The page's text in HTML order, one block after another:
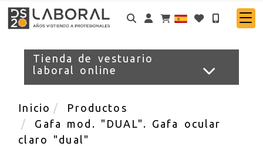
Identifícate
Tienda de vestuario
laboral online
Inicio
Productos
Gafa mod. "DUAL". Gafa ocular
claro "dual"